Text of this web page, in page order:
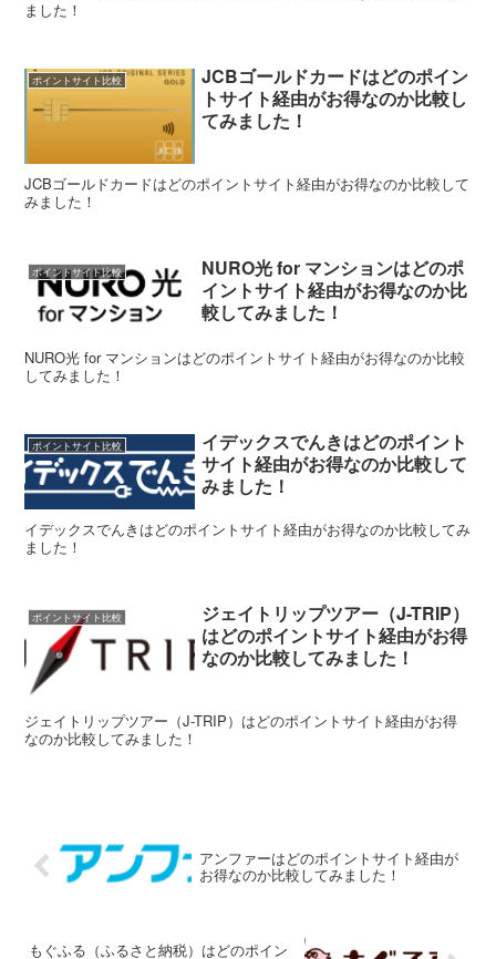
ました！
ポイントサイト比較
JCBゴールドカードはどのポイン
トサイト経由がお得なのか比較し
てみました！
JCBゴールドカードはどのポイントサイト経由がお得なのか比較して
みました！
ポイントサイト比較
NURO光 for マンションはどのポ
イントサイト経由がお得なのか比
較してみました！
NURO光 for マンションはどのポイントサイト経由がお得なのか比較
してみました！
ポイントサイト比較
イデックスでんきはどのポイント
サイト経由がお得なのか比較して
みました！
イデックスでんきはどのポイントサイト経由がお得なのか比較してみ
ました！
ポイントサイト比較
ジェイトリップツアー（J-TRIP）
はどのポイントサイト経由がお得
なのか比較してみました！
ジェイトリップツアー（J-TRIP）はどのポイントサイト経由がお得
なのか比較してみました！
アンファーはどのポイントサイト経由が
お得なのか比較してみました！
もぐふる（ふるさと納税）はどのポイン